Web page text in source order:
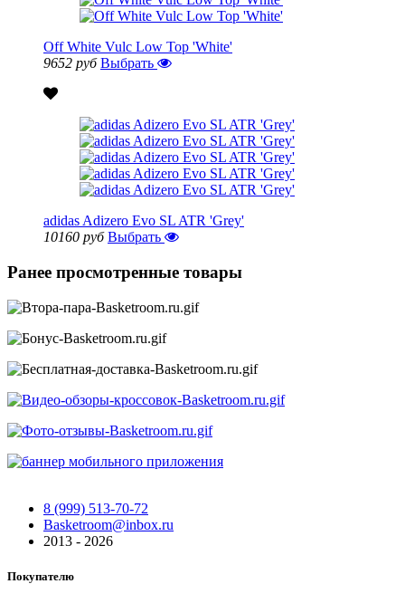
Off White Vulc Low Top 'White'
9652 руб Выбрать
adidas Adizero Evo SL ATR 'Grey'
10160 руб Выбрать
Ранее просмотренные товары
8 (999) 513-70-72
Basketroom@inbox.ru
2013 - 2026
Покупателю